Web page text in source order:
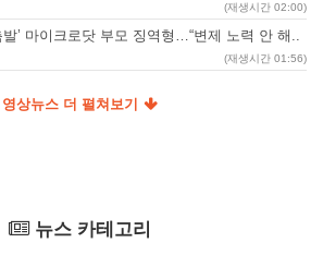
(재생시간 02:00)
촉발’ 마이크로닷 부모 징역형…“변제 노력 안 해..
(재생시간 01:56)
영상뉴스 더 펼쳐보기
뉴스 카테고리